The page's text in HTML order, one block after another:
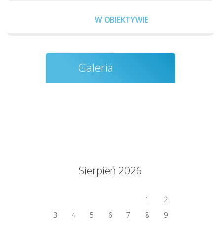
W OBIEKTYWIE
Galeria
Sierpień 2026
1
2
3
4 5 6 7 8
9